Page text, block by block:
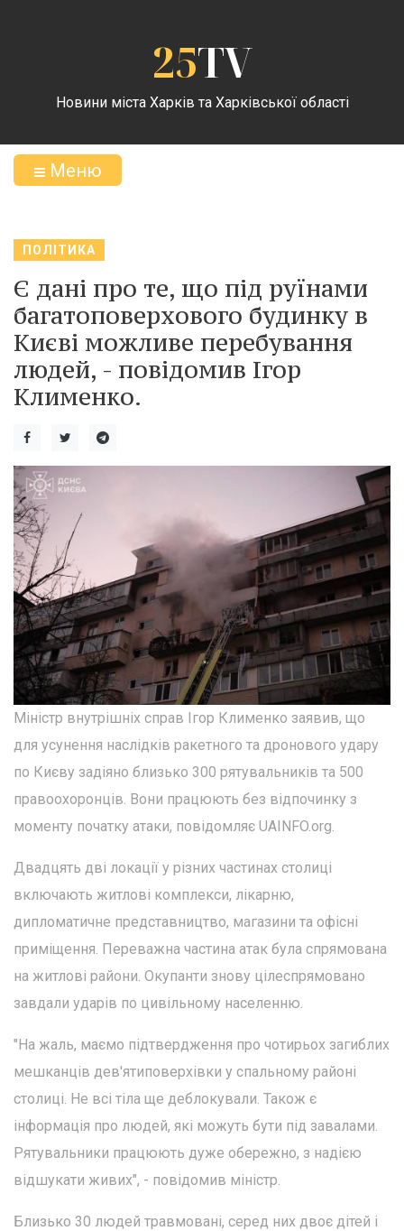
25TV
Новини міста Харків та Харківської області
Меню
ПОЛІТИКА
Є дані про те, що під руїнами
багатоповерхового будинку в
Києві можливе перебування
людей, - повідомив Ігор
Клименко.
Міністр внутрішніх справ Ігор Клименко заявив, що
для усунення наслідків ракетного та дронового удару
по Києву задіяно близько 300 рятувальників та 500
правоохоронців. Вони працюють без відпочинку з
моменту початку атаки, повідомляє UAINFO.org.
Двадцять дві локації у різних частинах столиці
включають житлові комплекси, лікарню,
дипломатичне представництво, магазини та офісні
приміщення. Переважна частина атак була спрямована
на житлові райони. Окупанти знову цілеспрямовано
завдали ударів по цивільному населенню.
"На жаль, маємо підтвердження про чотирьох загиблих
мешканців дев'ятиповерхівки у спальному районі
столиці. Не всі тіла ще деблокували. Також є
інформація про людей, які можуть бути під завалами.
Рятувальники працюють дуже обережно, з надією
відшукати живих", - повідомив міністр.
Близько 30 людей травмовані, серед них двоє дітей і